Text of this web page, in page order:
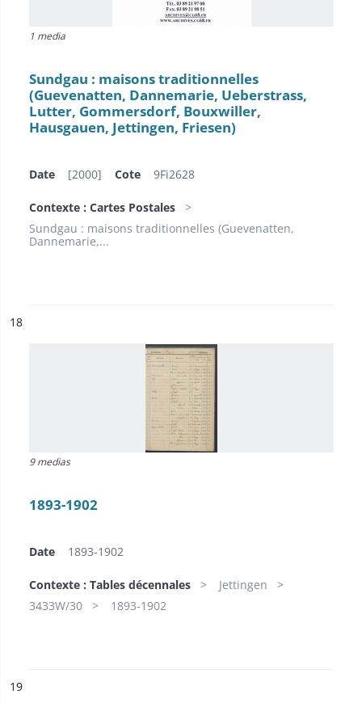
1 media
Sundgau : maisons traditionnelles
(Guevenatten, Dannemarie, Ueberstrass,
Lutter, Gommersdorf, Bouxwiller,
Hausgauen, Jettingen, Friesen)
Date [2000] Cote 9Fi2628
Contexte : Cartes Postales
Sundgau : maisons traditionnelles (Guevenatten,
Dannemarie,...
n°
18
9 medias
1893-1902
Date 1893-1902
Contexte : Tables décennales
Jettingen
3433W/30
1893-1902
n°
19